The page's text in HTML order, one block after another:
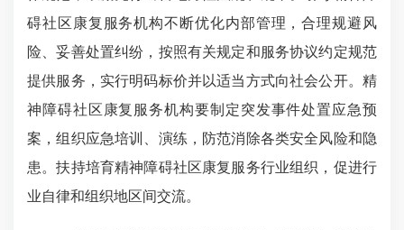
碍社区康复服务机构不断优化内部管理，合理规避风
险、妥善处置纠纷，按照有关规定和服务协议约定规范
提供服务，实行明码标价并以适当方式向社会公开。精
神障碍社区康复服务机构要制定突发事件处置应急预
案，组织应急培训、演练，防范消除各类安全风险和隐
患。扶持培育精神障碍社区康复服务行业组织，促进行
业自律和组织地区间交流。